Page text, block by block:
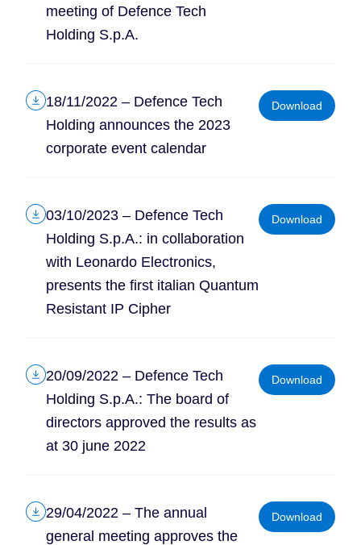
meeting of Defence Tech
Holding S.p.A.
18/11/2022 – Defence Tech
Holding announces the 2023
corporate event calendar
Download
03/10/2023 – Defence Tech
Holding S.p.A.: in collaboration
with Leonardo Electronics,
presents the first italian Quantum
Resistant IP Cipher
Download
20/09/2022 – Defence Tech
Holding S.p.A.: The board of
directors approved the results as
at 30 june 2022
Download
29/04/2022 – The annual
general meeting approves the
Download